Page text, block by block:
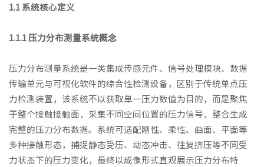
1.1 系统核心定义
1.1.1 压力分布测量系统概念
压力分布测量系统是一类集成传感元件、信号处理模块、数据
传输单元与可视化软件的综合性检测设备，区别于传统单点压
力检测装置，该系统不以获取单一压力数值为目的，而是聚焦
于整个接触接触面，采集不同空间位置的压力信号，整合生成
完整的压力分布数据。系统可适配刚性、柔性、曲面、平面等
多种接触形态，捕捉静态受压、动态冲击、往复挤压等不同受
力状态下的压力变化，最终以成像形式直观展示压力分布特